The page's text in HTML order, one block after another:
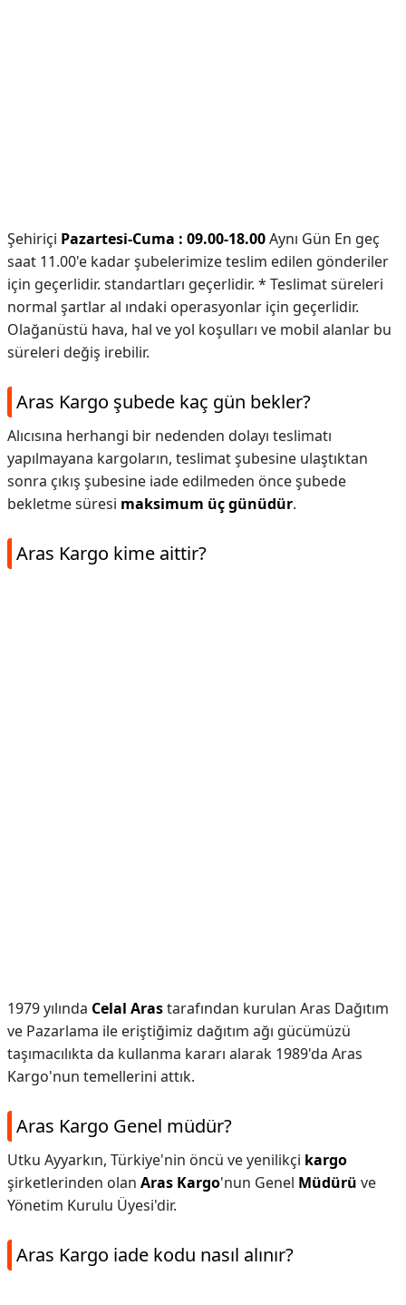
Şehiriçi Pazartesi-Cuma : 09.00-18.00Aynı Gün En geç
saat 11.00'e kadar şubelerimize teslim edilen gönderiler
için geçerlidir. standartları geçerlidir. * Teslimat süreleri
normal şartlar al ındaki operasyonlar için geçerlidir.
Olağanüstü hava, hal ve yol koşulları ve mobil alanlar bu
süreleri değiş irebilir.
Aras Kargo şubede kaç gün bekler?
Alıcısına herhangi bir nedenden dolayı teslimatı
yapılmayana kargoların, teslimat şubesine ulaştıktan
sonra çıkış şubesine iade edilmeden önce şubede
bekletme süresi maksimum üç günüdür.
Aras Kargo kime aittir?
1979 yılında Celal Arastarafından kurulan Aras Dağıtım
ve Pazarlama ile eriştiğimiz dağıtım ağı gücümüzü
taşımacılıkta da kullanma kararı alarak 1989'da Aras
Kargo'nun temellerini attık.
Aras Kargo Genel müdür?
Utku Ayyarkın, Türkiye'nin öncü ve yenilikçi kargo
şirketlerinden olan Aras Kargo'nun Genel Müdürü ve
Yönetim Kurulu Üyesi'dir.
Aras Kargo iade kodu nasıl alınır?